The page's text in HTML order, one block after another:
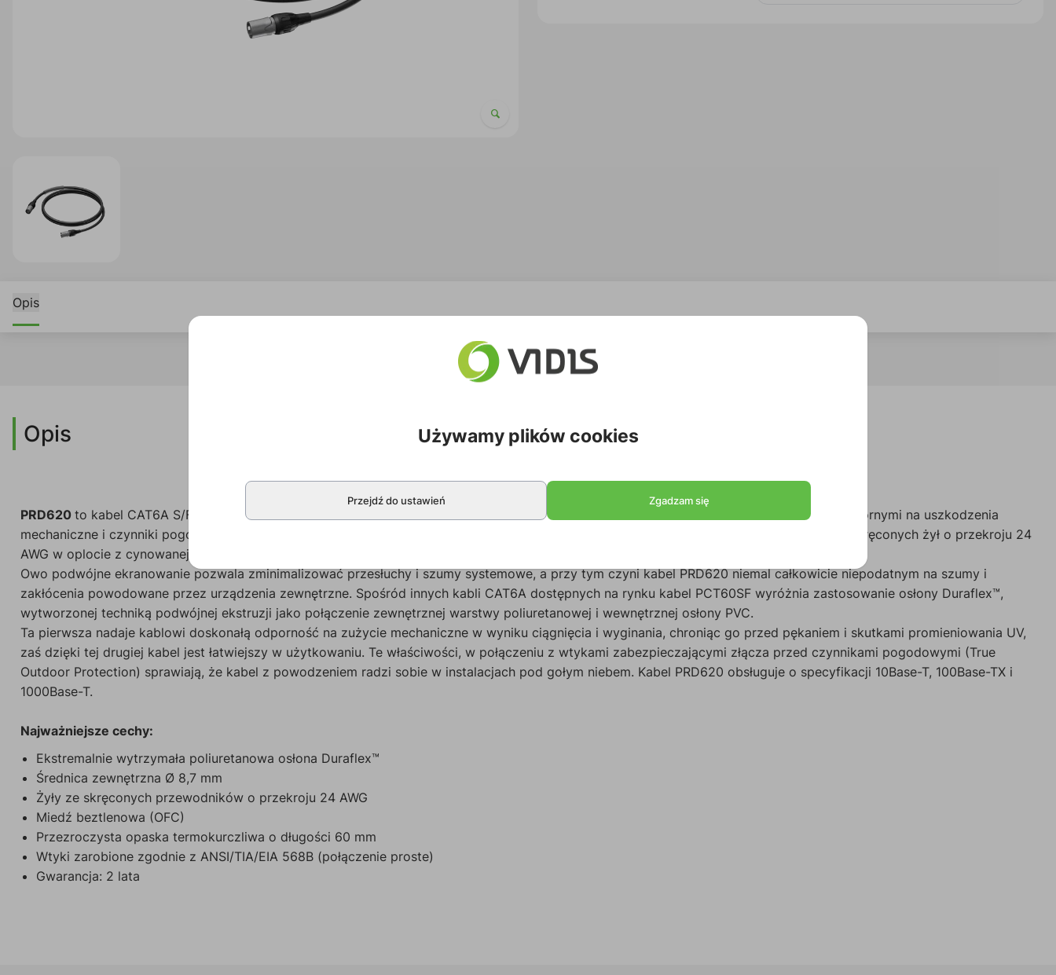
Opis
Opis
PRD620 to kabel CAT6A S/FTP w osłonie DuraFlex™ (PCT60SF), wyposażony we wtyki RJ45 o pozłacanych stykach, chronione wysoce odpornymi na uszkodzenia
mechaniczne i czynniki pogodowe obudowami etherCON Neutrik NE8MX-TOP. Na kabel PCT60SF składają się 4 osobno ekranowane pary skręconych żył o przekroju 24
AWG w oplocie z cynowanej miedzi.
Owo podwójne ekranowanie pozwala zminimalizować przesłuchy i szumy systemowe, a przy tym czyni kabel PRD620 niemal całkowicie niepodatnym na szumy i
zakłócenia powodowane przez urządzenia zewnętrzne. Spośród innych kabli CAT6A dostępnych na rynku kabel PCT60SF wyróżnia zastosowanie osłony Duraflex™,
wytworzonej techniką podwójnej ekstruzji jako połączenie zewnętrznej warstwy poliuretanowej i wewnętrznej osłony PVC.
Ta pierwsza nadaje kablowi doskonałą odporność na zużycie mechaniczne w wyniku ciągnięcia i wyginania, chroniąc go przed pękaniem i skutkami promieniowania UV,
zaś dzięki tej drugiej kabel jest łatwiejszy w użytkowaniu. Te właściwości, w połączeniu z wtykami zabezpieczającymi złącza przed czynnikami pogodowymi (True
Outdoor Protection) sprawiają, że kabel z powodzeniem radzi sobie w instalacjach pod gołym niebem. Kabel PRD620 obsługuje o specyfikacji 10Base-T, 100Base-TX i
1000Base-T.
Najważniejsze cechy:
Ekstremalnie wytrzymała poliuretanowa osłona Duraflex™
Średnica zewnętrzna Ø 8,7 mm
Żyły ze skręconych przewodników o przekroju 24 AWG
Miedź beztlenowa (OFC)
Przezroczysta opaska termokurczliwa o długości 60 mm
Wtyki zarobione zgodnie z ANSI/TIA/EIA 568B (połączenie proste)
Gwarancja: 2 lata
Używamy plików cookies
Przejdź do ustawień Zgadzam się